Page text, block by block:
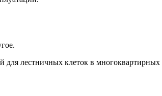
для лестничных клеток в